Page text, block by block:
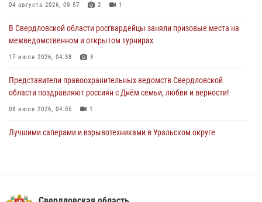
рассказал об итогах работы подразделения в эфире телекомпании
«Телекон»
30 июля 2026, 11:33 1
04 августа 2026, 09:57 2 1
В Свердловской области росгвардейцы заняли призовые места на
межведомственном и открытом турнирах
17 июля 2026, 04:38 3
Представители правоохранительных ведомств Свердловской
области поздравляют россиян с Днём семьи, любви и верности!
08 июля 2026, 04:05 1
Лучшими саперами и взрывотехниками в Уральском округе
Всероссийского чемпионата Росгвардии по боксу